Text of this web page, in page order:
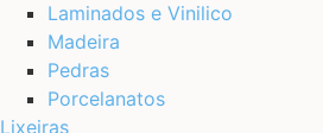
Laminados e Vinilico
Madeira
Pedras
Porcelanatos
Lixeiras